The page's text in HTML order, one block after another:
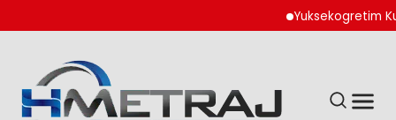
Yuksekogretim